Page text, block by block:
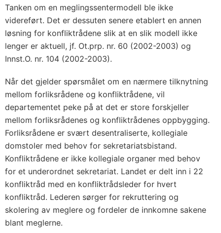
Tanken om en meglingssentermodell ble ikke
videreført. Det er dessuten senere etablert en annen
løsning for konfliktrådene slik at en slik modell ikke
lenger er aktuell, jf. Ot.prp. nr. 60 (2002-2003) og
Innst.O. nr. 104 (2002-2003).
Når det gjelder spørsmålet om en nærmere tilknytning
mellom forliksrådene og konfliktrådene, vil
departementet peke på at det er store forskjeller
mellom forliksrådenes og konfliktrådenes oppbygging.
Forliksrådene er svært desentraliserte, kollegiale
domstoler med behov for sekretariatsbistand.
Konfliktrådene er ikke kollegiale organer med behov
for et underordnet sekretariat. Landet er delt inn i 22
konfliktråd med en konfliktrådsleder for hvert
konfliktråd. Lederen sørger for rekruttering og
skolering av meglere og fordeler de innkomne sakene
blant meglerne.